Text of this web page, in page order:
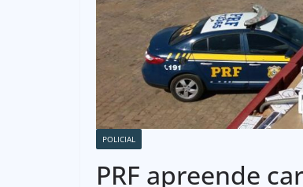
POLICIAL
PRF apreende